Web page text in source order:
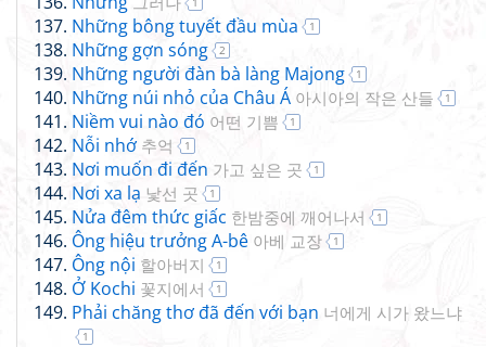
Những bông tuyết đầu mùa 1
Những gợn sóng 2
Những người đàn bà làng Majong 1
Những núi nhỏ của Châu Á 아시아의 작은 산들 1
Niềm vui nào đó 어떤 기쁨 1
Nỗi nhớ 추억 1
Nơi muốn đi đến 가고 싶은 곳 1
Nơi xa lạ 낯선 곳 1
Nửa đêm thức giấc 한밤중에 깨어나서 1
Ông hiệu trưởng A-bê 아베 교장 1
Ông nội 할아버지 1
Ở Kochi 꽃지에서 1
Phải chăng thơ đã đến với bạn 너에게 시가 왔느냐
1